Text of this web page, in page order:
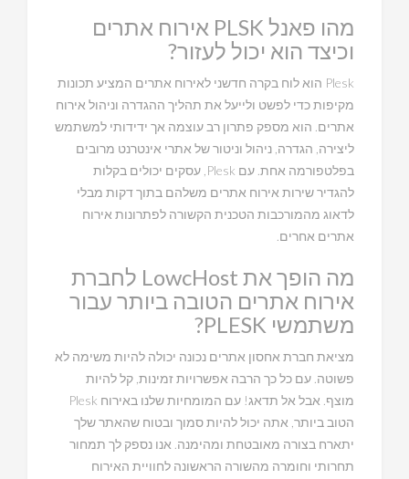
מהו פאנל PLSK אירוח אתרים
וכיצד הוא יכול לעזור?
Plesk הוא לוח בקרה חדשני לאירוח אתרים המציע תכונות
מקיפות כדי לפשט ולייעל את תהליך ההגדרה וניהול אירוח
אתרים. הוא מספק פתרון רב עוצמה אך ידידותי למשתמש
ליצירה, הגדרה, ניהול וניטור של אתרי אינטרנט מרובים
בפלטפורמה אחת. עם Plesk, עסקים יכולים בקלות
להגדיר שירות אירוח אתרים משלהם בתוך דקות מבלי
לדאוג מהמורכבות הטכנית הקשורה לפתרונות אירוח
אתרים אחרים.
מה הופך את LowcHost לחברת
אירוח אתרים הטובה ביותר עבור
משתמשי PLESK?
מציאת חברת אחסון אתרים נכונה יכולה להיות משימה לא
פשוטה. עם כל כך הרבה אפשרויות זמינות, קל להיות
מוצף. אבל אל תדאג! עם המומחיות שלנו באירוח Plesk
הטוב ביותר, אתה יכול להיות סמוך ובטוח שהאתר שלך
יתארח בצורה מאובטחת ומהימנה. אנו נספק לך תמחור
תחרותי וחומרה מהשורה הראשונה לחוויית האירוח